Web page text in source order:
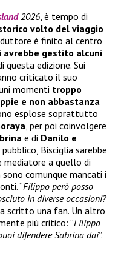
2026 , è tempo di
volto del viaggio
è finito al centro
avrebbe gestito alcuni
edizione. Sui
criticato il suo
momenti troppo
e non abbastanza
esplose soprattutto
, per poi coinvolgere
e di Danilo e
Bisciglia sarebbe
a quello di
comunque mancati i
“Filippo però posso
in diverse occasioni?
scritto una fan. Un altro
più critico: “Filippo
difendere Sabrina dai”.